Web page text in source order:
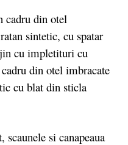
cadru din otel
sintetic, cu spatar
cu impletituri cu
din otel imbracate
cu blat din sticla
si canapeaua